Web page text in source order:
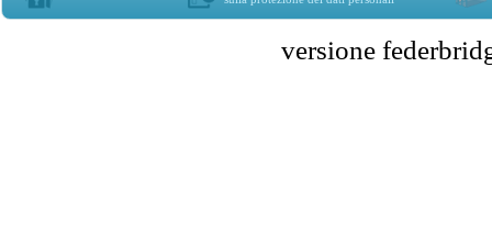
versione